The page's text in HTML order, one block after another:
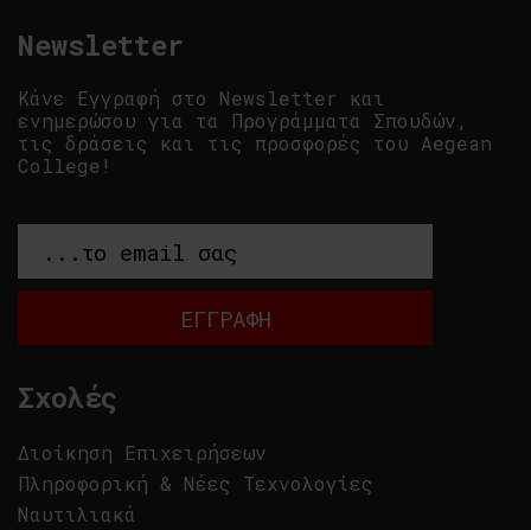
Σχολές
Διοίκηση Επιχειρήσεων
Πληροφορική & Νέες Τεχνολογίες
Ναυτιλιακά
Newsletter
Κάνε Εγγραφή στο Newsletter και
ενημερώσου για τα Προγράμματα Σπουδών,
τις δράσεις και τις προσφορές του Aegean
College!